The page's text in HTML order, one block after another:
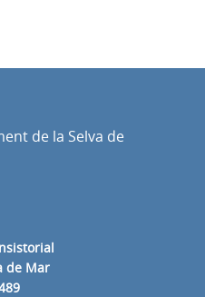
de Mar
de la Selva de